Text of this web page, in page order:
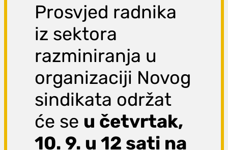
Prosvjed radnika
iz sektora
razminiranja u
organizaciji Novog
sindikata održat
će se u četvrtak,
10. 9. u 12 sati na